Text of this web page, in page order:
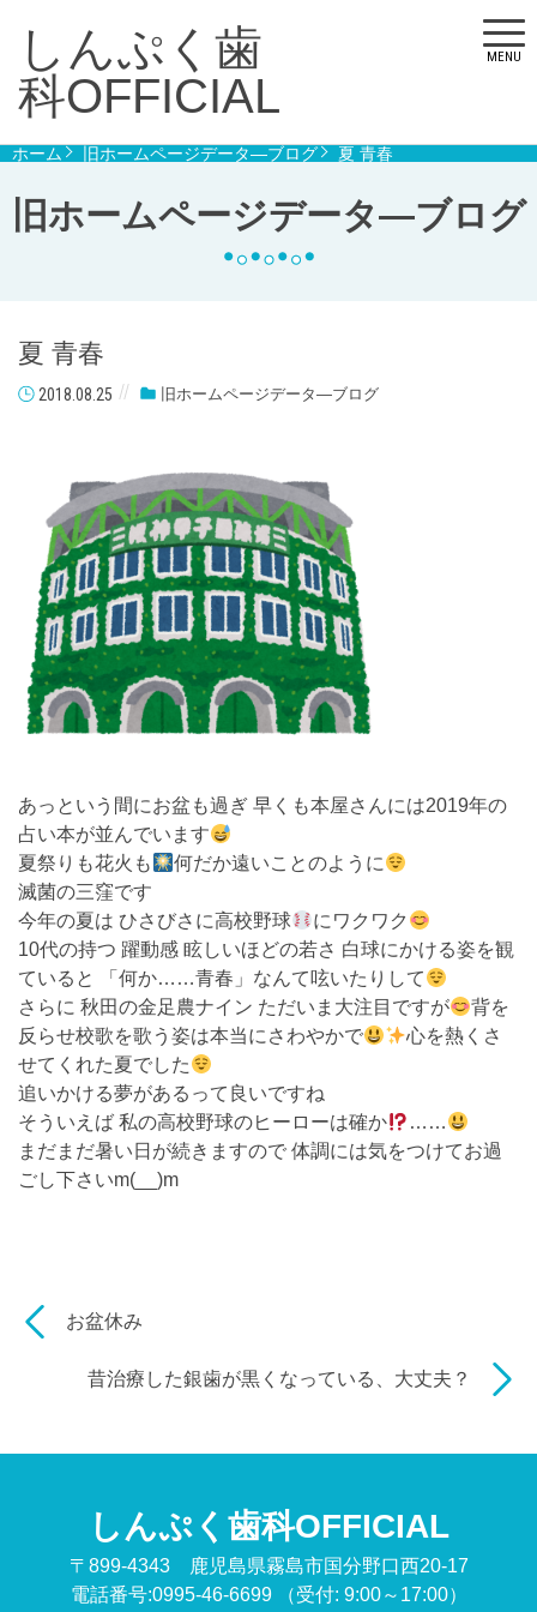
しんぷく歯
科OFFICIAL
MENU
旧ホームページデータ―ブログ
ホーム 旧ホームページデータ―ブログ 夏 青春
夏 青春
2018.08.25 旧ホームページデータ―ブログ
あっという間にお盆も過ぎ 早くも本屋さんには2019年の
占い本が並んでいます
夏祭りも花火も
何だか遠いことのように
滅菌の三窪です
今年の夏は ひさびさに高校野球
にワクワク
10代の持つ 躍動感 眩しいほどの若さ 白球にかける姿を観
ていると 「何か……青春」なんて呟いたりして
さらに 秋田の金足農ナイン ただいま大注目ですが
背を
反らせ校歌を歌う姿は本当にさわやかで
心を熱くさ
せてくれた夏でした
追いかける夢があるって良いですね
そういえば 私の高校野球のヒーローは確か
……
まだまだ暑い日が続きますので 体調には気をつけてお過
ごし下さいm(__)m
お盆休み
昔治療した銀歯が黒くなっている、大丈夫？
しんぷく歯科OFFICIAL
〒899-4343 鹿児島県霧島市国分野口西20-17
電話番号:0995-46-6699
（受付: 9:00～17:00）